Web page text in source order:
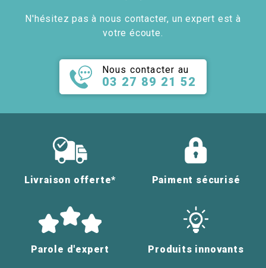
N'hésitez pas à nous contacter, un expert est à
votre écoute.
Nous contacter au
03 27 89 21 52
Livraison offerte* Paiment sécurisé
Parole d'expert Produits innovants